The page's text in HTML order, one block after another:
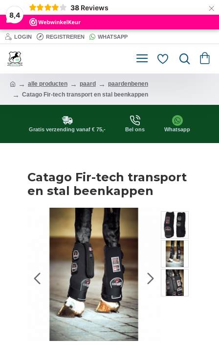
8,4
38 Reviews ×
LOGIN REGISTREREN WHATSAPP
alle producten paard
paardenbenen
Catago Fir-tech transport en stal beenkappen
Gratis verzending vanaf € 75,- Bel ons Whatsapp
Catago Fir-tech transport
en stal beenkappen